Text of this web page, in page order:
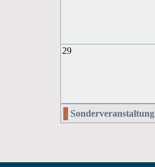
29
Sonderveranstaltung